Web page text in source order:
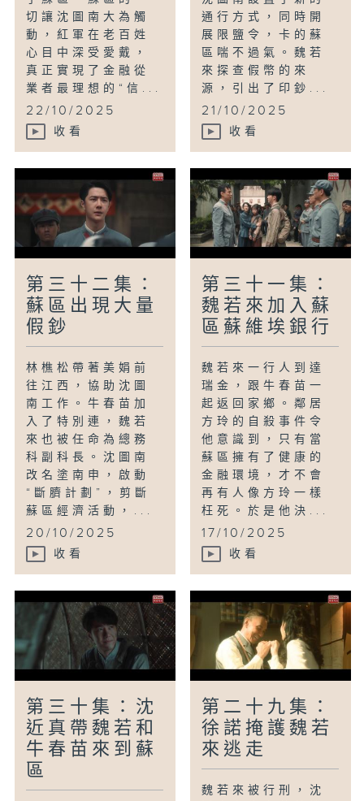
切讓沈圖南大為觸
動，紅軍在老百姓
心目中深受愛戴，
真正實現了金融從
業者最理想的“信...
22/10/2025
收看
通行方式，同時開
展限鹽令，卡的蘇
區喘不過氣。魏若
來探查假幣的來
源，引出了印鈔...
21/10/2025
收看
第三十二集：
蘇區出現大量
假鈔
林樵松帶著美娟前
往江西，協助沈圖
南工作。牛春苗加
入了特別連，魏若
來也被任命為總務
科副科長。沈圖南
改名塗南申，啟動
“斷臍計劃”，剪斷
蘇區經濟活動，...
20/10/2025
收看
第三十一集：
魏若來加入蘇
區蘇維埃銀行
魏若來一行人到達
瑞金，跟牛春苗一
起返回家鄉。鄰居
方玲的自殺事件令
他意識到，只有當
蘇區擁有了健康的
金融環境，才不會
再有人像方玲一樣
枉死。於是他決...
17/10/2025
收看
第三十集：沈
近真帶魏若和
牛春苗來到蘇
區
第二十九集：
徐諾掩護魏若
來逃走
魏若來被行刑，沈